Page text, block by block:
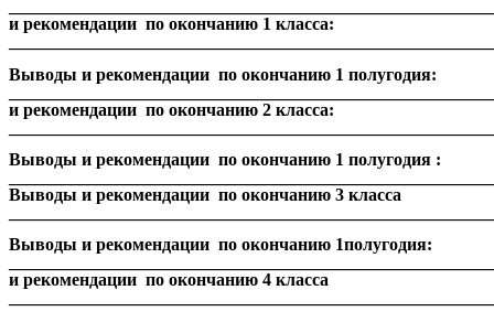
и рекомендации по окончанию 1 класса:
Выводы и рекомендации по окончанию 1 полугодия:
и рекомендации по окончанию 2 класса:
Выводы и рекомендации по окончанию 1 полугодия :
Выводы и рекомендации по окончанию 3 класса
Выводы и рекомендации по окончанию 1полугодия:
и рекомендации по окончанию 4 класса